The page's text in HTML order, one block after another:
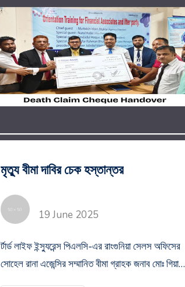
মৃত্যু বীমা দাবির চেক হস্তান্তর
19 June 2025
র্টার্ড লাইফ ইন্স্যুরেন্স পিএলসি-এর রাংগুনিয়া সেলস অফিসের
সোহেল রানা এজেন্সির সম্মানিত বীমা গ্রাহক জনাব মোঃ গিয়াস